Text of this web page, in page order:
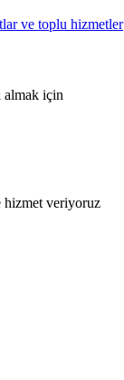
ve toplu hizmetler
almak için
hizmet veriyoruz